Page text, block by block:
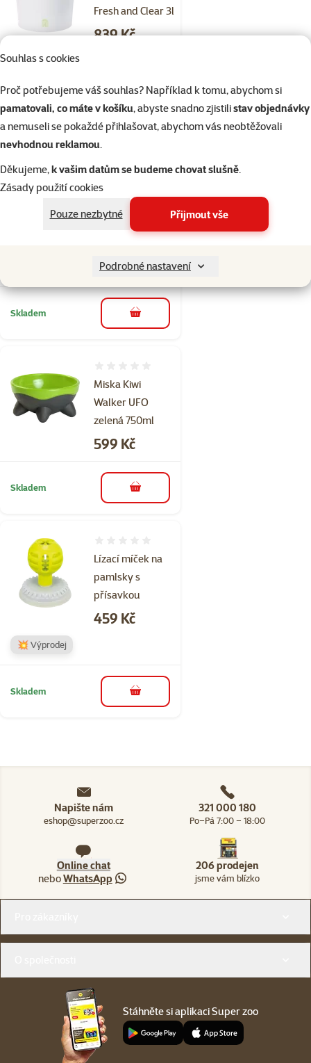
Souhlas s cookies
Proč potřebujeme váš souhlas? Například k tomu, abychom si
pamatovali, co máte v košíku, abyste snadno zjistilistav objednávky
a nemuseli se pokaždé přihlašovat, abychom vás neobtěžovali
nevhodnou reklamou.
Děkujeme,k vašim datům se budeme chovat slušně.
Zásady použití cookies
Pouze nezbytné
Přijmout vše
Podrobné nastavení
Fresh and Clear 3l
Cena
839 Kč
do košíku
Miska Kiwi
Walker Black
Bowl zelená
Hodnocení 0%
Původní cena
-20 %
Skladem do košíku
Miska Kiwi
Walker UFO
zelená 750ml
Cena
599 Kč
Skladem do košíku
Lízací míček na
pamlsky s
přísavkou
Cena
459 Kč
💥 Výprodej
Skladem do košíku
Napište nám
eshop@superzoo.cz
321 000 180
Po–Pá 7:00 – 18:00
Online chat
neboWhatsApp
206 prodejen
jsme vám blízko
Stáhněte si aplikaci Super zoo